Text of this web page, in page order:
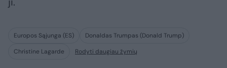
Europos Sąjunga (ES)
Donaldas Trumpas (Donald Trump)
Christine Lagarde
Rodyti daugiau žymių